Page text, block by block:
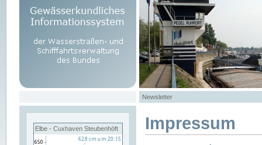
Newsletter
Elbe - Cuxhaven Steubenhöft Impressum